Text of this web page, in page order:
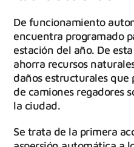
De funcionamiento
encuentra programado
estación del año. De
ahorra recursos
daños estructurales que
de camiones regadores
la ciudad.
Se trata de la primera